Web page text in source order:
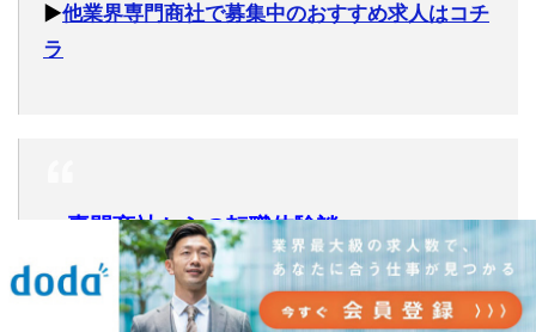
▶︎他業界専門商社で募集中のおすすめ求人はコチ
ラ
専門商社からの転職体験談